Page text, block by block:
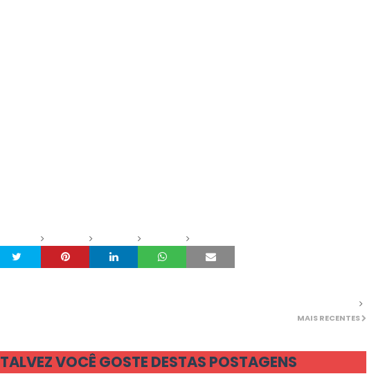
MAIS RECENTES
TALVEZ VOCÊ GOSTE DESTAS POSTAGENS